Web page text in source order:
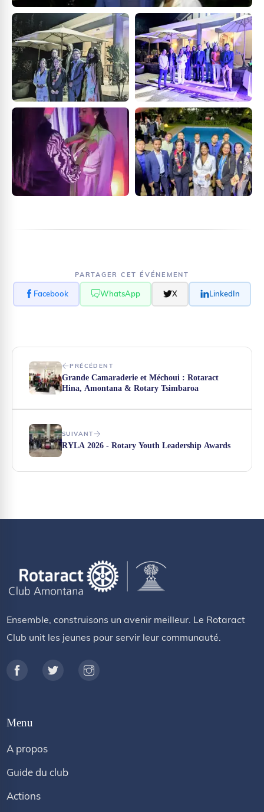
PARTAGER CET ÉVÉNEMENT
Facebook WhatsApp X LinkedIn
PRÉCÉDENT
Grande Camaraderie et Méchoui : Rotaract
Hina, Amontana & Rotary Tsimbaroa
SUIVANT
RYLA 2026 - Rotary Youth Leadership Awards
Ensemble, construisons un avenir meilleur. Le Rotaract
Club unit les jeunes pour servir leur communauté.
Menu
A propos
Guide du club
Actions